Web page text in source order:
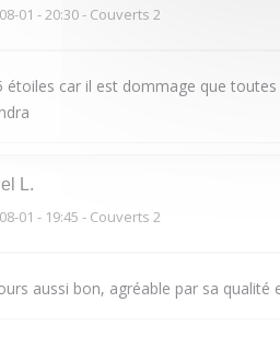
01 - 20:30 - Couverts 2
étoiles car il est dommage que
L
01 - 19:45 - Couverts 2
aussi bon, agréable par sa qualité